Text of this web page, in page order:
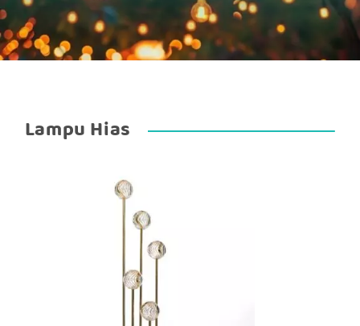
Lampu Hias